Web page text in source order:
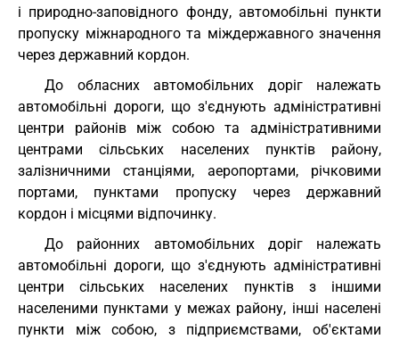
і природно-заповідного фонду, автомобільні пункти
пропуску міжнародного та міждержавного значення
через державний кордон.
До обласних автомобільних доріг належать
автомобільні дороги, що з'єднують адміністративні
центри районів між собою та адміністративними
центрами сільських населених пунктів району,
залізничними станціями, аеропортами, річковими
портами, пунктами пропуску через державний
кордон і місцями відпочинку.
До районних автомобільних доріг належать
автомобільні дороги, що з'єднують адміністративні
центри сільських населених пунктів з іншими
населеними пунктами у межах району, інші населені
пункти між собою, з підприємствами, об'єктами